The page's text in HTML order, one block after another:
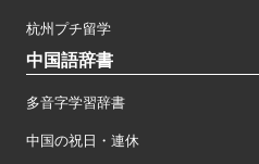
杭州プチ留学
中国語辞書
多音字学習辞書
中国の祝日・連休